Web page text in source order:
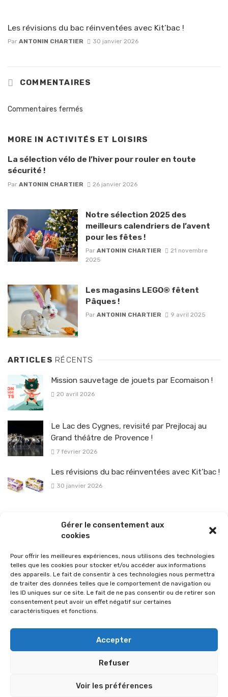
Gérer le consentement aux
cookies
Pour offrir les meilleures expériences, nous utilisons des technologies
telles que les cookies pour stocker et/ou accéder aux informations
des appareils. Le fait de consentir à ces technologies nous permettra
de traiter des données telles que le comportement de navigation ou
les ID uniques sur ce site. Le fait de ne pas consentir ou de retirer son
consentement peut avoir un effet négatif sur certaines
caractéristiques et fonctions.
Accepter
Refuser
Voir les préférences
Les révisions du bac réinventées avec Kit’bac !
Par ANTONIN CHARTIER 30 janvier 2026
COMMENTAIRES
Commentaires fermés
MORE IN ACTIVITÉS ET LOISIRS
La sélection vélo de l’hiver pour rouler en toute
sécurité !
Par ANTONIN CHARTIER 26 janvier 2026
Notre sélection 2025 des
meilleurs calendriers de l’avent
pour les fêtes !
Par ANTONIN CHARTIER
21 novembre
2025
Les magasins LEGO® fêtent
Pâques !
Par ANTONIN CHARTIER 9 avril 2025
ARTICLES RÉCENTS
Mission sauvetage de jouets par Ecomaison !
20 avril 2026
Le Lac des Cygnes, revisité par Prejlocaj au
Grand théâtre de Provence !
7 février 2026
Les révisions du bac réinventées avec Kit’bac !
30 janvier 2026